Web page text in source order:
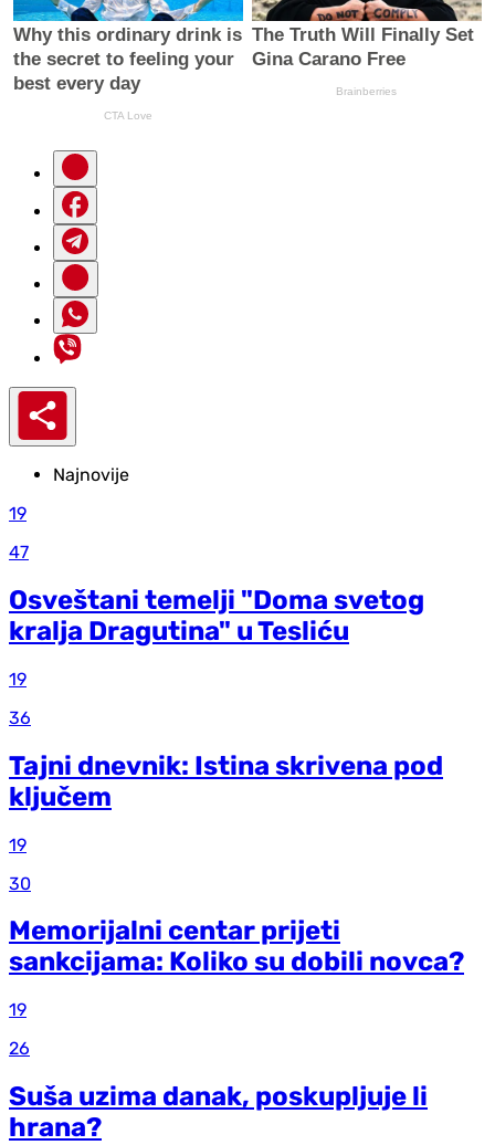
Najnovije
19
47
Osveštani temelji "Doma svetog
kralja Dragutina" u Tesliću
19
36
Tajni dnevnik: Istina skrivena pod
ključem
19
30
Memorijalni centar prijeti
sankcijama: Koliko su dobili novca?
19
26
Suša uzima danak, poskupljuje li
hrana?